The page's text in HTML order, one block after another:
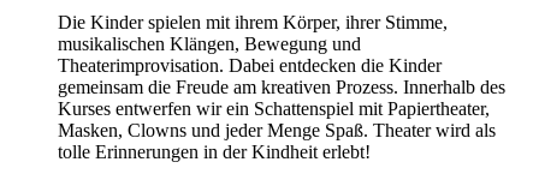
Die Kinder spielen mit ihrem Körper, ihrer Stimme,
musikalischen Klängen, Bewegung und
Theaterimprovisation. Dabei entdecken die Kinder
gemeinsam die Freude am kreativen Prozess. Innerhalb des
Kurses entwerfen wir ein Schattenspiel mit Papiertheater,
Masken, Clowns und jeder Menge Spaß. Theater wird als
tolle Erinnerungen in der Kindheit erlebt!